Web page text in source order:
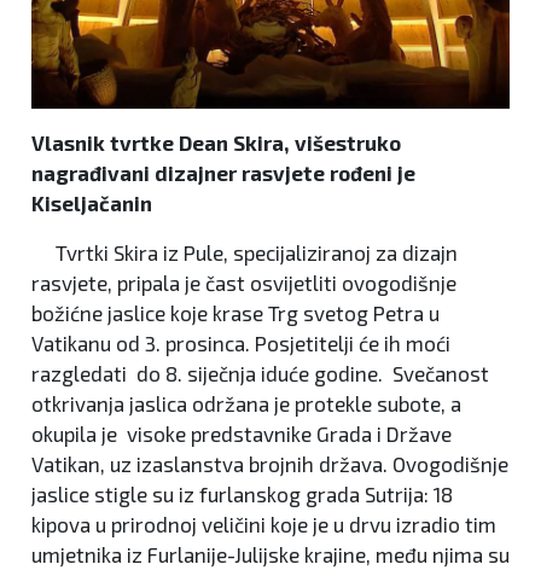
Vlasnik tvrtke Dean Skira, višestruko
nagrađivani dizajner rasvjete rođeni je
Kiseljačanin
Tvrtki Skira iz Pule, specijaliziranoj za dizajn
rasvjete, pripala je čast osvijetliti ovogodišnje
božićne jaslice koje krase Trg svetog Petra u
Vatikanu od 3. prosinca. Posjetitelji će ih moći
razgledati do 8. siječnja iduće godine. Svečanost
otkrivanja jaslica održana je protekle subote, a
okupila je visoke predstavnike Grada i Države
Vatikan, uz izaslanstva brojnih država. Ovogodišnje
jaslice stigle su iz furlanskog grada Sutrija: 18
kipova u prirodnoj veličini koje je u drvu izradio tim
umjetnika iz Furlanije-Julijske krajine, među njima su